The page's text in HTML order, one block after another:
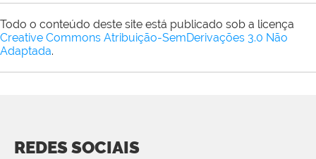
Todo o conteúdo deste site está publicado sob a licença
Creative Commons Atribuição-SemDerivações 3.0 Não
Adaptada.
REDES SOCIAIS